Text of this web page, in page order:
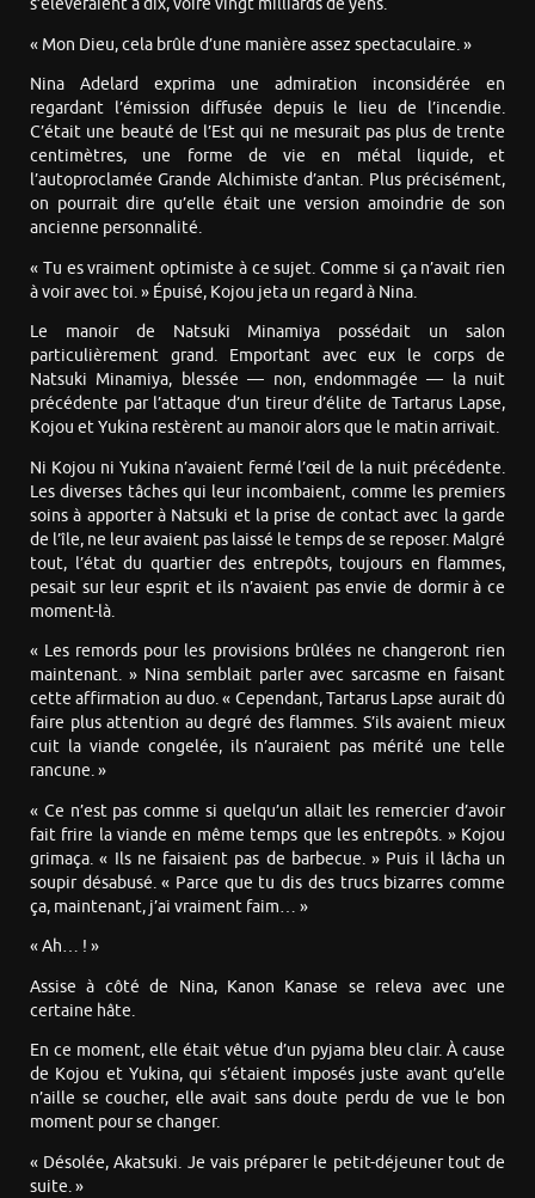
s’élèveraient à dix, voire vingt milliards de yens.
« Mon Dieu, cela brûle d’une manière assez spectaculaire. »
Nina Adelard exprima une admiration inconsidérée en
regardant l’émission diffusée depuis le lieu de l’incendie.
C’était une beauté de l’Est qui ne mesurait pas plus de trente
centimètres, une forme de vie en métal liquide, et
l’autoproclamée Grande Alchimiste d’antan. Plus précisément,
on pourrait dire qu’elle était une version amoindrie de son
ancienne personnalité.
« Tu es vraiment optimiste à ce sujet. Comme si ça n’avait rien
à voir avec toi. » Épuisé, Kojou jeta un regard à Nina.
Le manoir de Natsuki Minamiya possédait un salon
particulièrement grand. Emportant avec eux le corps de
Natsuki Minamiya, blessée — non, endommagée — la nuit
précédente par l’attaque d’un tireur d’élite de Tartarus Lapse,
Kojou et Yukina restèrent au manoir alors que le matin arrivait.
Ni Kojou ni Yukina n’avaient fermé l’œil de la nuit précédente.
Les diverses tâches qui leur incombaient, comme les premiers
soins à apporter à Natsuki et la prise de contact avec la garde
de l’île, ne leur avaient pas laissé le temps de se reposer. Malgré
tout, l’état du quartier des entrepôts, toujours en flammes,
pesait sur leur esprit et ils n’avaient pas envie de dormir à ce
moment-là.
« Les remords pour les provisions brûlées ne changeront rien
maintenant. » Nina semblait parler avec sarcasme en faisant
cette affirmation au duo. « Cependant, Tartarus Lapse aurait dû
faire plus attention au degré des flammes. S’ils avaient mieux
cuit la viande congelée, ils n’auraient pas mérité une telle
rancune. »
« Ce n’est pas comme si quelqu’un allait les remercier d’avoir
fait frire la viande en même temps que les entrepôts. » Kojou
grimaça. « Ils ne faisaient pas de barbecue. » Puis il lâcha un
soupir désabusé. « Parce que tu dis des trucs bizarres comme
ça, maintenant, j’ai vraiment faim… »
« Ah… ! »
Assise à côté de Nina, Kanon Kanase se releva avec une
certaine hâte.
En ce moment, elle était vêtue d’un pyjama bleu clair. À cause
de Kojou et Yukina, qui s’étaient imposés juste avant qu’elle
n’aille se coucher, elle avait sans doute perdu de vue le bon
moment pour se changer.
« Désolée, Akatsuki. Je vais préparer le petit-déjeuner tout de
suite. »